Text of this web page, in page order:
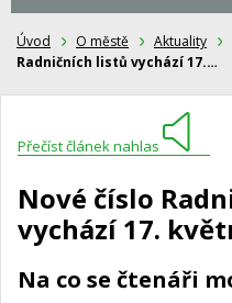
Úvod O městě Aktuality
Radničních listů vychází 17.…
Přečíst článek nahlas
Nové číslo
vychází 17.
Na co se čtenáři